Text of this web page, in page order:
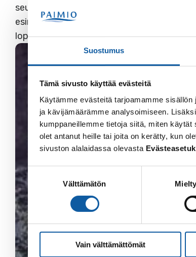
Suostumus
Tämä sivusto käyttää evästeitä
Käytämme evästeitä tarjoamamme
ja kävijämäärämme analysoimiseen.
kumppaneillemme tietoja siitä, miten
olet antanut heille tai joita on kerätty, kun
sivuston alalaidassa olevasta
Suostumuksen
Välttämätön
Vain välttämättömät
seuraamaan tuhansia henkilöitä. Vaikka
esimerkiksi vesisateet ole haitanneet
loppuvuodenkin aikana!